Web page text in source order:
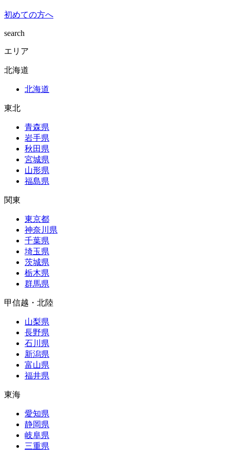
初めての方へ
search
エリア
北海道
北海道
東北
青森県
岩手県
秋田県
宮城県
山形県
福島県
関東
東京都
神奈川県
千葉県
埼玉県
茨城県
栃木県
群馬県
甲信越・北陸
山梨県
長野県
石川県
新潟県
富山県
福井県
東海
愛知県
静岡県
岐阜県
三重県